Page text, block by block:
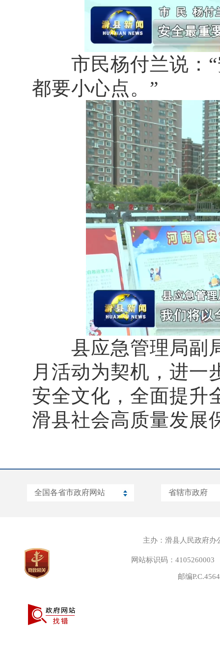
市民杨付兰说：“
都要小心点。”
县应急管理局副局
月活动为契机，进一
安全文化，全面提升
滑县社会高质量发展
主办：滑县人民政府办
网站标识码：4105260003
邮编